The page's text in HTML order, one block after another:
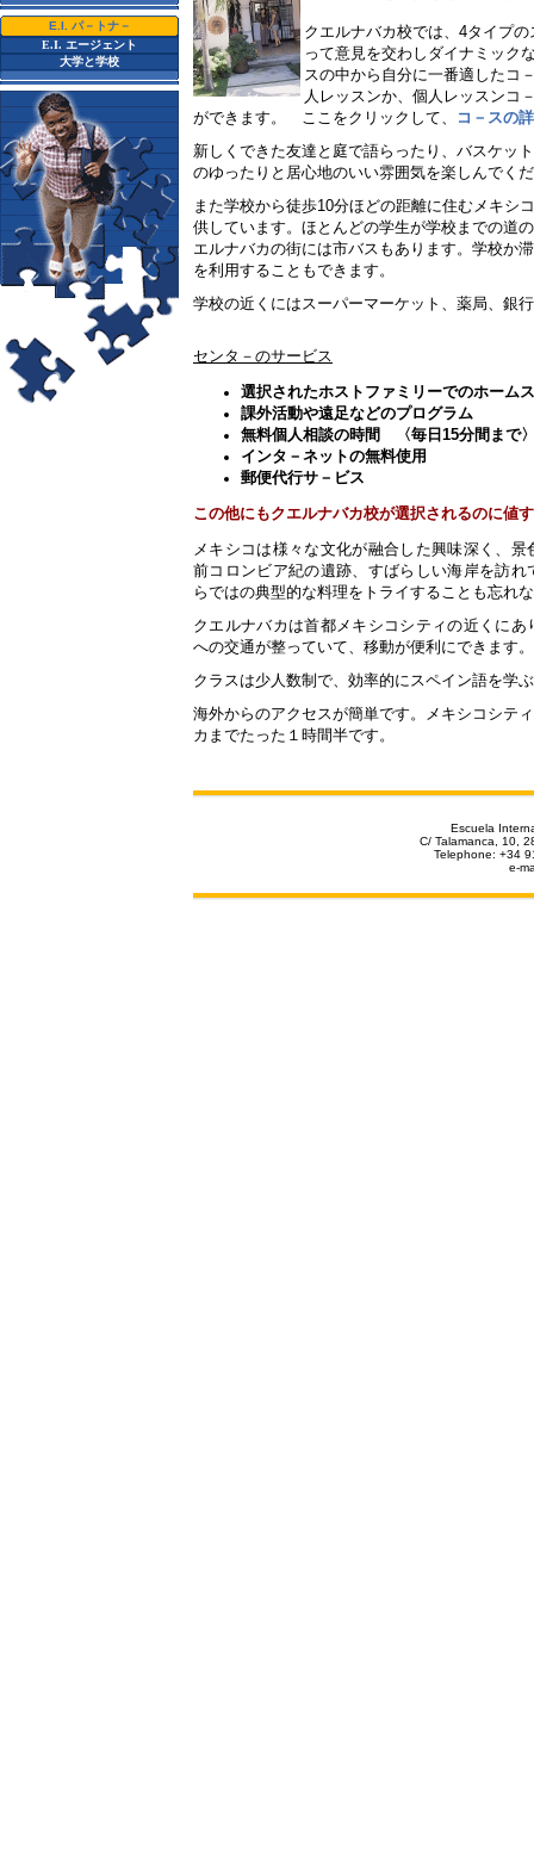
E.I. パ－トナ－
E.I. エージェント
大学と学校
クエルナバカ校では、 4タイプ
って意見を交わしダイナミック
スの中から自分に一番適したコ
人レッスンか、個人レッスンコ
ができます。 ここをクリックして、
コ－スの
新しくできた友達と庭で語らったり、バスケッ
のゆったりと居心地のいい雰囲気を楽しんで
また学校から徒歩10分ほどの距離に住むメキシ
供しています。ほとんどの学生が学校までの道
エルナバカの街には市バスもあります。学校か
を利用することもできます。
学校の近くにはスーパーマーケット、薬局、銀
センタ－のサービス
選択されたホストファミリーでのホーム
課外活動や遠足などのプログラム
無料個人相談の時間 〈毎日 15分間まで
インタ－ネットの無料使用
郵便代行サ－ビス
この他にもクエルナバカ校が選択されるのに値
メキシコは様々な文化が融合した興味深く、
前コロンビア紀の遺跡、すばらしい海岸を訪
らではの典型的な料理をトライすることも忘れ
クエルナバカは首都メキシコシティの近くに
への交通が整っていて、移動が便利にできま
クラスは少人数制で、効率的にスペイン語を学
海外からのアクセスが簡単です。メキシコシテ
カまでたった１時間半です。
Escuela
C/ Talamanca, 10,
Telephone: +34
e-